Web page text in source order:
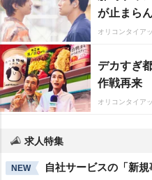
が止まら
オリコンタイア
デカすぎ
作戦再来
オリコンタイア
求人特集
NEW 自社サービスの「新